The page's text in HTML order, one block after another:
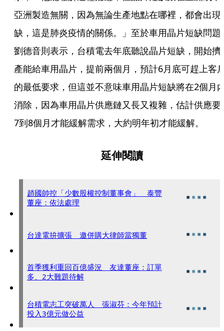
亞洲製造無關，因為無論生產地點在哪裡，都會出現
缺，這是肺炎疫情的關係。」至於車用晶片短缺問題
劉德音則表示，台積電去年底聽說晶片短缺，開始擠
產能給車用晶片，提前兩個月，預計6月底可趕上客
的最低要求，但這並不意味車用晶片短缺將在2個月
消除，因為車用晶片供應鏈又長又複雜，估計供應要
7到8個月才能緩解需求，大約明年初才能緩解。
延伸閱讀
趙國帥控「少數股權控制董事會」 泰豐
董座：依法處理
台達電拚擴張 邀併購大律師當獨董
首季獲利重回百億盛況 友達董座：訂單
多、2大難題待解
台積電志工突破萬人 張淑芬：今年預計
投入3億元做公益